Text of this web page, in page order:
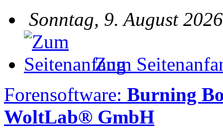
Sonntag, 9. August
Zum
Forensoftware: Burning
WoltLab® GmbH